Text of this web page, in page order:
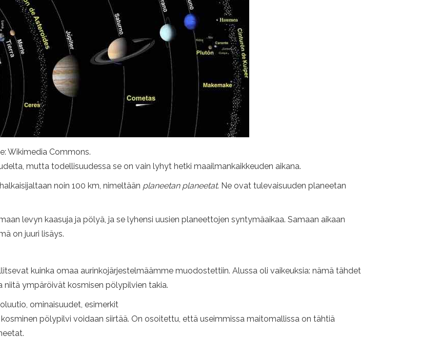
Wikimedia Commons.
mutta todellisuudessa se on vain lyhyt hetki maailmankaikkeuden aikana.
noin 100 km, nimeltään planeetan planeetat. Ne ovat tulevaisuuden planeetan
levyn kaasuja ja pölyä, ja se lyhensi uusien planeettojen syntymäaikaa. Samaan aikaan
on juuri lisäys.
kuinka omaa aurinkojärjestelmäämme muodostettiin. Alussa oli vaikeuksia: nämä tähdet
niitä ympäröivät kosmisen pölypilvien takia.
ominaisuudet, esimerkit
pölypilvi voidaan siirtää. On osoitettu, että useimmissa maitomallissa on tähtiä